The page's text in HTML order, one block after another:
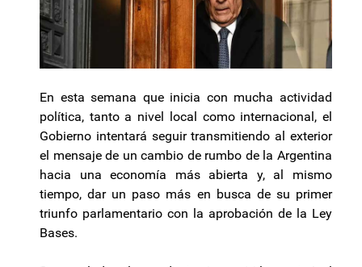
En esta semana que inicia con mucha actividad
política, tanto a nivel local como internacional, el
Gobierno intentará seguir transmitiendo al exterior
el mensaje de un cambio de rumbo de la Argentina
hacia una economía más abierta y, al mismo
tiempo, dar un paso más en busca de su primer
triunfo parlamentario con la aprobación de la Ley
Bases.